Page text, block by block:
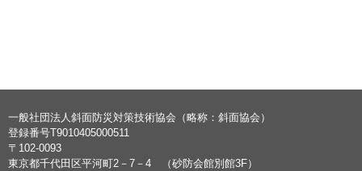
一般社団法人斜面防災対策技術協会（略称：斜面協会）
登録番号T9010405000511
〒102-0093
東京都千代田区平河町2－7－4 （砂防会館別館3F）